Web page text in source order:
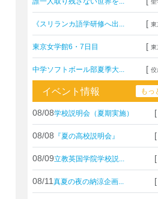
聖
《スリランカ語学研修へ出... [ 東
東京女学館6・7日目 [ 東
中学ソフトボール部夏季大... [ 佼
イベント情報 もっ
08/08学校説明会（夏期実施） [
08/08 『夏の高校説明会』 [
08/09立教英国学院学校説... [
08/11 真夏の夜の納涼企画... [